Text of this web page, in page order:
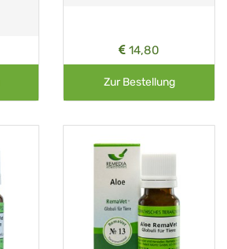
14,80
Zur Bestellung